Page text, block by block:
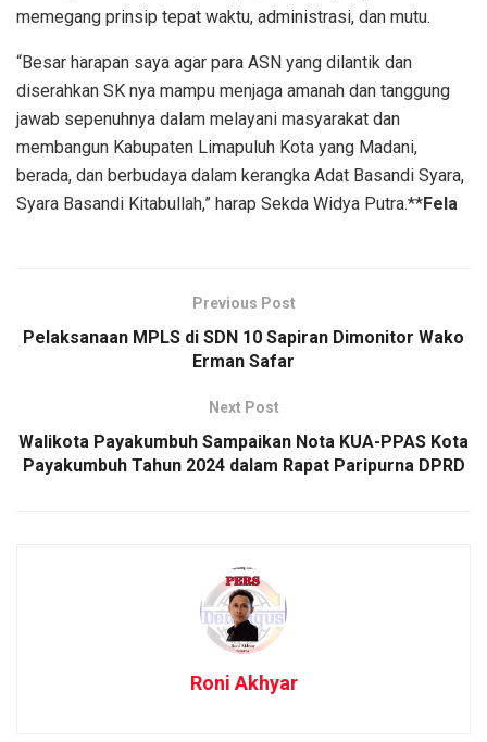
memegang prinsip tepat waktu, administrasi, dan mutu.
“Besar harapan saya agar para ASN yang dilantik dan
diserahkan SK nya mampu menjaga amanah dan tanggung
jawab sepenuhnya dalam melayani masyarakat dan
membangun Kabupaten Limapuluh Kota yang Madani,
berada, dan berbudaya dalam kerangka Adat Basandi Syara,
Syara Basandi Kitabullah,” harap Sekda Widya Putra.**Fela
Previous Post
Pelaksanaan MPLS di SDN 10 Sapiran Dimonitor Wako
Erman Safar
Next Post
Walikota Payakumbuh Sampaikan Nota KUA-PPAS Kota
Payakumbuh Tahun 2024 dalam Rapat Paripurna DPRD
Roni Akhyar